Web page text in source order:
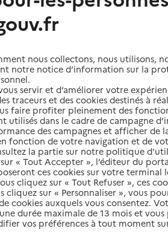
parents d'usagers, de familles, de soutien
des 52
parents
familles, de soutien
Ajouter cette recherche aux favoris
par:
carte
nous collectons, nous utilisons,
notre notice d’information sur la
servir et d’améliorer votre
traceurs et des cookies destinés à
faire profiter pleinement des
utilisés dans le cadre de campagne
des campagnes et afficher de
fonction de votre navigation et de
la partie sur notre politique
« Tout Accepter », l’éditeur du
ces cookies sur votre terminal
cliquez sur « Tout Refuser », ces
cliquez sur « Personnaliser », vous
cookies auxquels vous consentez.
durée maximale de 13 mois et
vos préférences à tout moment